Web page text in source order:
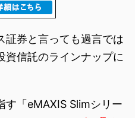
証券と言っても過言では
資信託のラインナップに
す「eMAXIS Slimシリー